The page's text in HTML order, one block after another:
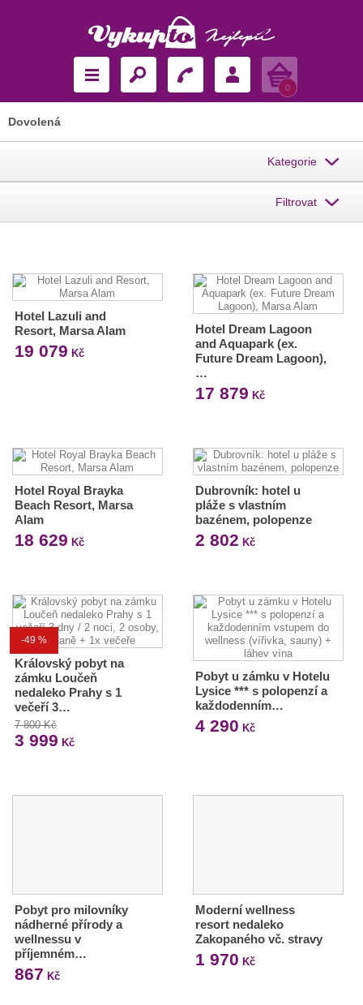
Košík
0
Dovolená
Kategorie
Filtrovat
Hotel Lazuli and
Resort, Marsa Alam
19 079 Kč
Hotel Dream Lagoon
and Aquapark (ex.
Future Dream Lagoon),
…
17 879 Kč
Hotel Royal Brayka
Beach Resort, Marsa
Alam
18 629 Kč
Dubrovník: hotel u
pláže s vlastním
bazénem, polopenze
2 802 Kč
-49 %
Královský pobyt na
zámku Loučeň
nedaleko Prahy s 1
večeří 3…
7 800 Kč
3 999 Kč
Pobyt u zámku v Hotelu
Lysice *** s polopenzí a
každodenním…
4 290 Kč
Pobyt pro milovníky
nádherné přírody a
wellnessu v
příjemném…
867 Kč
Moderní wellness
resort nedaleko
Zakopaného vč. stravy
1 970 Kč